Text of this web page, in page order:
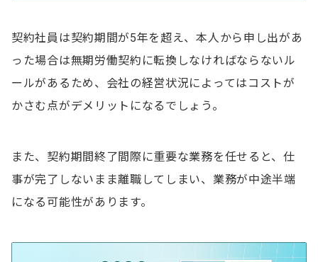
契約社員は契約期間が5年を超え、本人から申し出があ
った場合は無期労働契約に転換しなければならないル
ールがあるため、会社の経営状況によってはコストが
かさむ点がデメリットになるでしょう。
また、契約期間終了間際に重要な業務を任せると、仕
事が完了しないまま離職してしまい、業務が中途半端
になる可能性があります。